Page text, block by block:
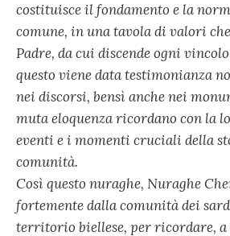
costituisce il fondamento e la
comune, in una tavola di valori
Padre, da cui discende ogni
questo viene data testimonianza
nei discorsi, bensì anche nei
muta eloquenza ricordano con la
eventi e i momenti cruciali della
comunità.
Così questo nuraghe, Nuraghe
fortemente dalla comunità dei
territorio biellese, per ricordare,